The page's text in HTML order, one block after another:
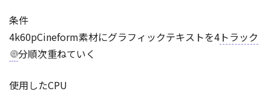
条件
4k60pCineform素材にグラフィックテキストを4 トラック
分順次重ねていく
使用したCPU